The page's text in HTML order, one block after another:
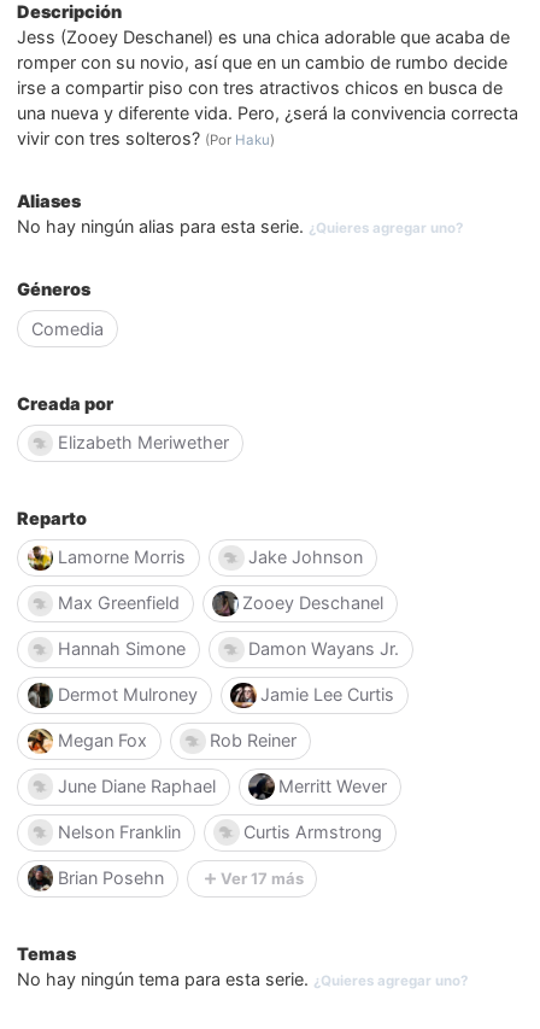
Descripción
Jess (Zooey Deschanel) es una chica adorable que acaba de
romper con su novio, así que en un cambio de rumbo decide
irse a compartir piso con tres atractivos chicos en busca de
una nueva y diferente vida. Pero, ¿será la convivencia correcta
vivir con tres solteros? (Por Haku)
Aliases
No hay ningún alias para esta serie. ¿Quieres agregar uno?
Géneros
Comedia
Creada por
Elizabeth Meriwether
Reparto
Lamorne Morris
Jake Johnson
Max Greenfield Zooey Deschanel
Hannah Simone Damon Wayans Jr.
Dermot Mulroney Jamie Lee Curtis
Megan Fox Rob Reiner
June Diane Raphael Merritt Wever
Nelson Franklin Curtis Armstrong
Brian Posehn Ver 17 más
Temas
No hay ningún tema para esta serie. ¿Quieres agregar uno?